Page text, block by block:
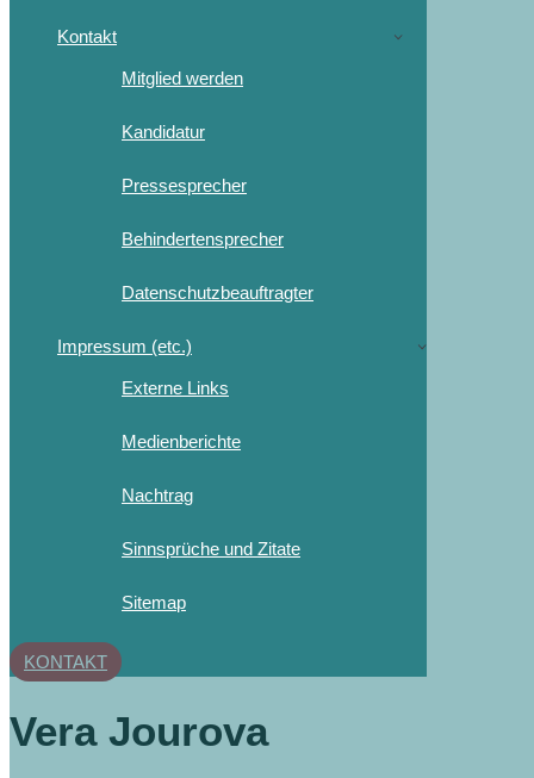
Kontakt
Mitglied werden
Kandidatur
Pressesprecher
Behindertensprecher
Datenschutzbeauftragter
Impressum (etc.)
Externe Links
Medienberichte
Nachtrag
Sinnsprüche und Zitate
Sitemap
KONTAKT
Vera Jourova